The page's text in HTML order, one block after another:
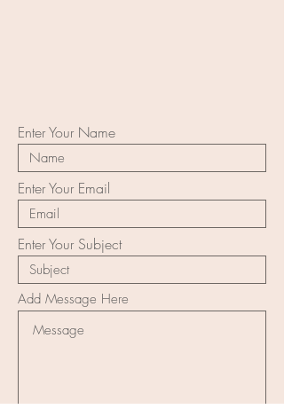
Enter Your Name
Enter Your Email
Enter Your Subject
Add Message Here